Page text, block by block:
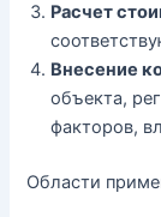
Расчет
Внесение
объекта,
факторов,
Области